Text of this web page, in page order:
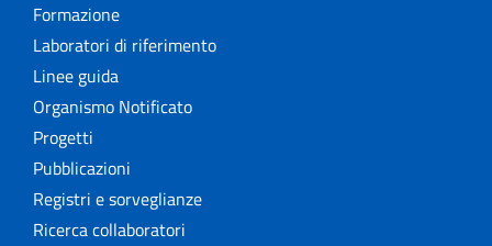
Formazione
Laboratori di riferimento
Linee guida
Organismo Notificato
Progetti
Pubblicazioni
Registri e sorveglianze
Ricerca collaboratori